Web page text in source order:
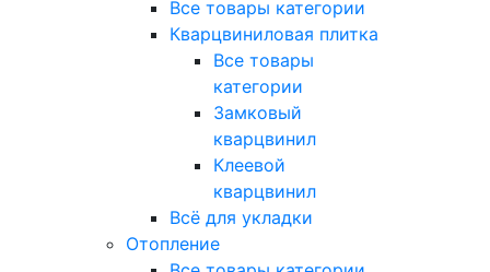
Все товары категории
Кварцвиниловая плитка
Все товары
категории
Замковый
кварцвинил
Клеевой
кварцвинил
Всё для укладки
Отопление